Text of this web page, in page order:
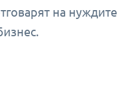
на нуждите